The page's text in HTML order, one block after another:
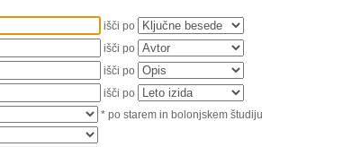
išči po
išči po
išči po
išči po
* po starem in bolonjskem študiju